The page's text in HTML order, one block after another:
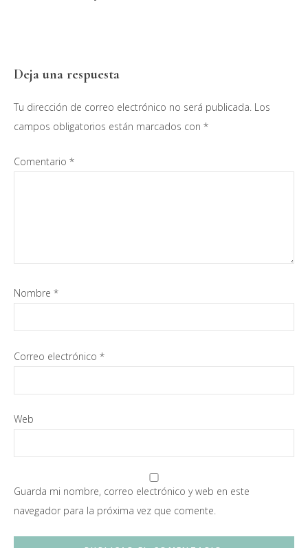
Interacciones
con
los
Deja una respuesta
Tu dirección de correo electrónico no será publicada. Los
campos obligatorios están marcados con *
Comentario *
Nombre *
Correo electrónico *
Web
Guarda mi nombre, correo electrónico y web en este
navegador para la próxima vez que comente.